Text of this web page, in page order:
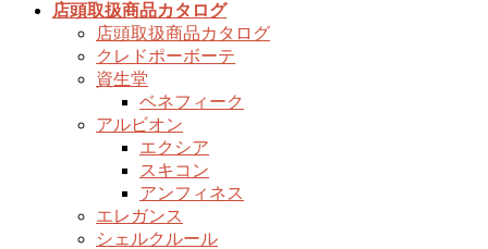
店頭取扱商品カタログ
店頭取扱商品カタログ
クレドポーボーテ
資生堂
ベネフィーク
アルビオン
エクシア
スキコン
アンフィネス
エレガンス
シェルクルール